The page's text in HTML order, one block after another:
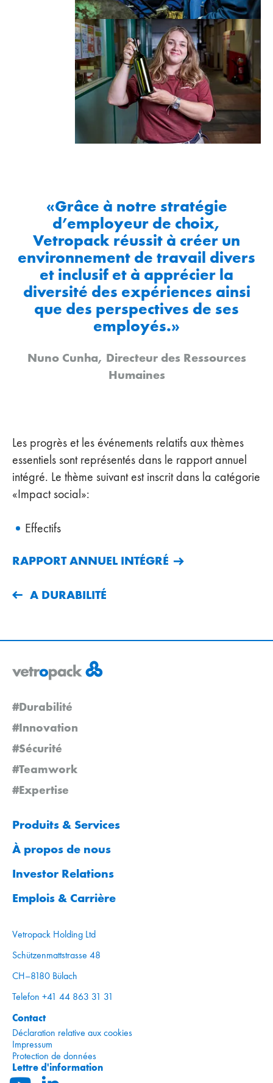
«Grâce à notre stratégie
d’employeur de choix,
Vetropack réussit à créer un
environnement de travail divers
et inclusif et à apprécier la
diversité des expériences ainsi
que des perspectives de ses
employés.»
Nuno Cunha, Directeur des Ressources
Humaines
Les progrès et les événements relatifs aux thèmes
essentiels sont représentés dans le rapport annuel
intégré. Le thème suivant est inscrit dans la catégorie
«Impact social»:
Effectifs
RAPPORT ANNUEL INTÉGRÉ
A DURABILITÉ
#Durabilité
#Innovation
#Sécurité
#Teamwork
#Expertise
Produits & Services
À propos de nous
Investor Relations
Emplois & Carrière
Vetropack Holding Ltd
Schützenmattstrasse 48
CH–8180 Bülach
Telefon +41 44 863 31 31
Contact
Déclaration relative aux cookies
Impressum
Protection de données
Lettre d'information